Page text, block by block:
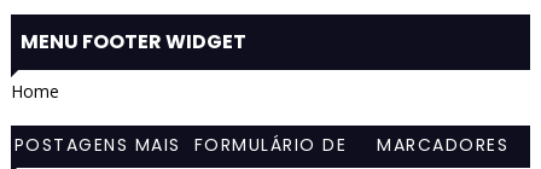
MENU FOOTER WIDGET
Home
POSTAGENS MAIS
FORMULÁRIO DE
MARCADORES